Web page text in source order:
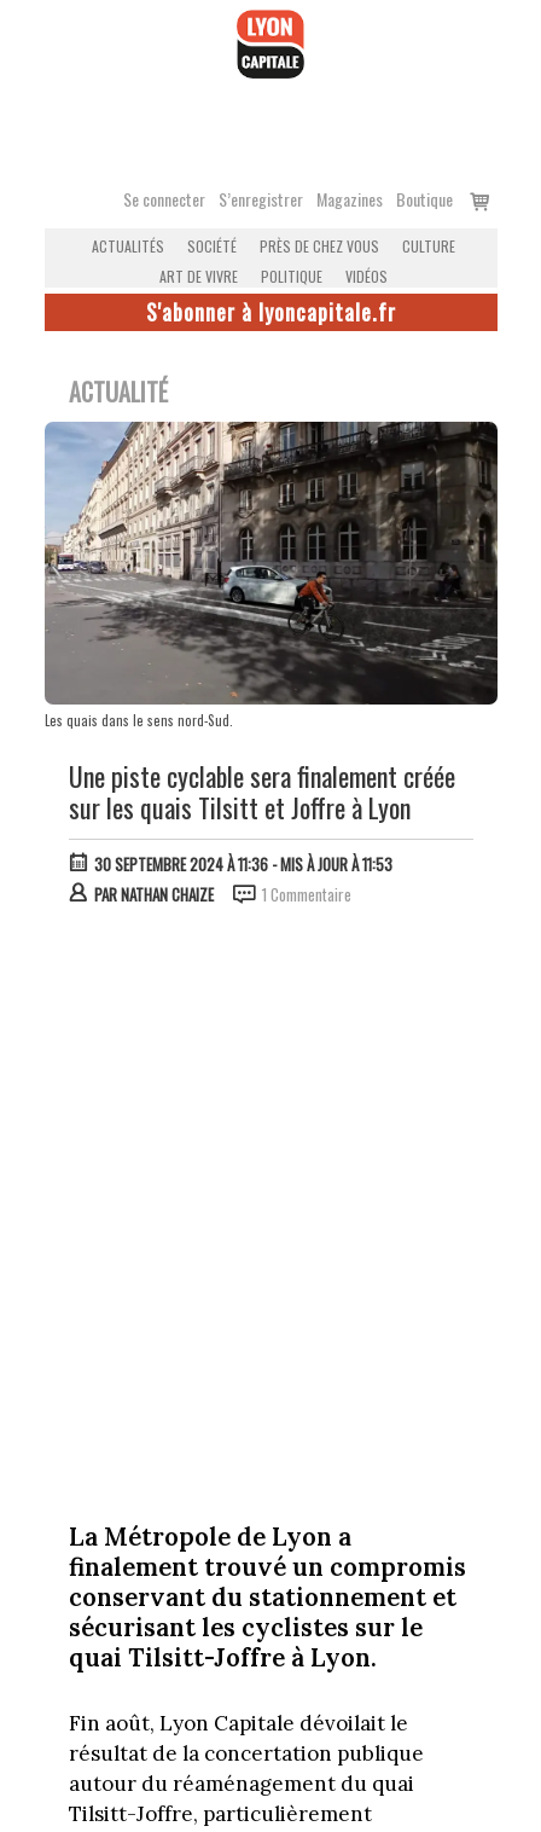
Se connecter S’enregistrer Magazines Boutique
Voir
ACTUALITÉS SOCIÉTÉ PRÈS DE CHEZ VOUS
CULTURE
ART DE VIVRE
POLITIQUE VIDÉOS
S'abonner à lyoncapitale.fr
ACTUALITÉ
Les quais dans le sens nord-Sud.
Une piste cyclable sera finalement créée
sur les quais Tilsitt et Joffre à Lyon
30 SEPTEMBRE 2024 À 11:36- MIS À JOUR À 11:53
PARNATHAN CHAIZE 1 Commentaire
La Métropole de Lyon a
finalement trouvé un compromis
conservant du stationnement et
sécurisant les cyclistes sur le
quai Tilsitt-Joffre à Lyon.
Fin août, Lyon Capitale dévoilait le
résultat de la concertation publique
autour du réaménagement du quai
Tilsitt-Joffre, particulièrement